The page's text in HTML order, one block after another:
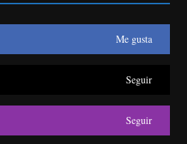
Me gusta
Seguir
Seguir